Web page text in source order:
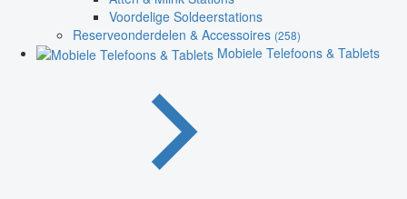
Voordelige Soldeerstations
Reserveonderdelen & Accessoires (258)
Mobiele Telefoons & Tablets